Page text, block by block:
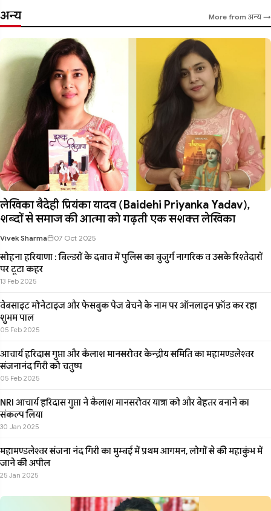
अन्य More from अन्य →
लेखिका बैदेही प्रियंका यादव (Baidehi Priyanka Yadav),
शब्दों से समाज की आत्मा को गढ़ती एक सशक्त लेखिका
Vivek Sharma 07 Oct 2025
सोहना हरियाणा : बिल्डरों के दबाव में पुलिस का बुजुर्ग नागरिक व उसके रिश्तेदारों
पर टूटा कहर
13 Feb 2025
वेबसाइट मोनेटाइज और फेसबुक पेज बेचने के नाम पर ऑनलाइन फ्रॉड कर रहा
शुभम पाल
05 Feb 2025
आचार्य हरिदास गुप्ता और कैलाश मानसरोवर केन्द्रीय समिति का महामण्डलेश्वर
संजनानंद गिरी को चतुष्प
05 Feb 2025
NRI आचार्य हरिदास गुप्ता ने कैलाश मानसरोवर यात्रा को और बेहतर बनाने का
संकल्प लिया
30 Jan 2025
महामण्डलेश्वर संजना नंद गिरी का मुम्बई में प्रथम आगमन, लोगों से की महाकुंभ में
जाने की अपील
25 Jan 2025